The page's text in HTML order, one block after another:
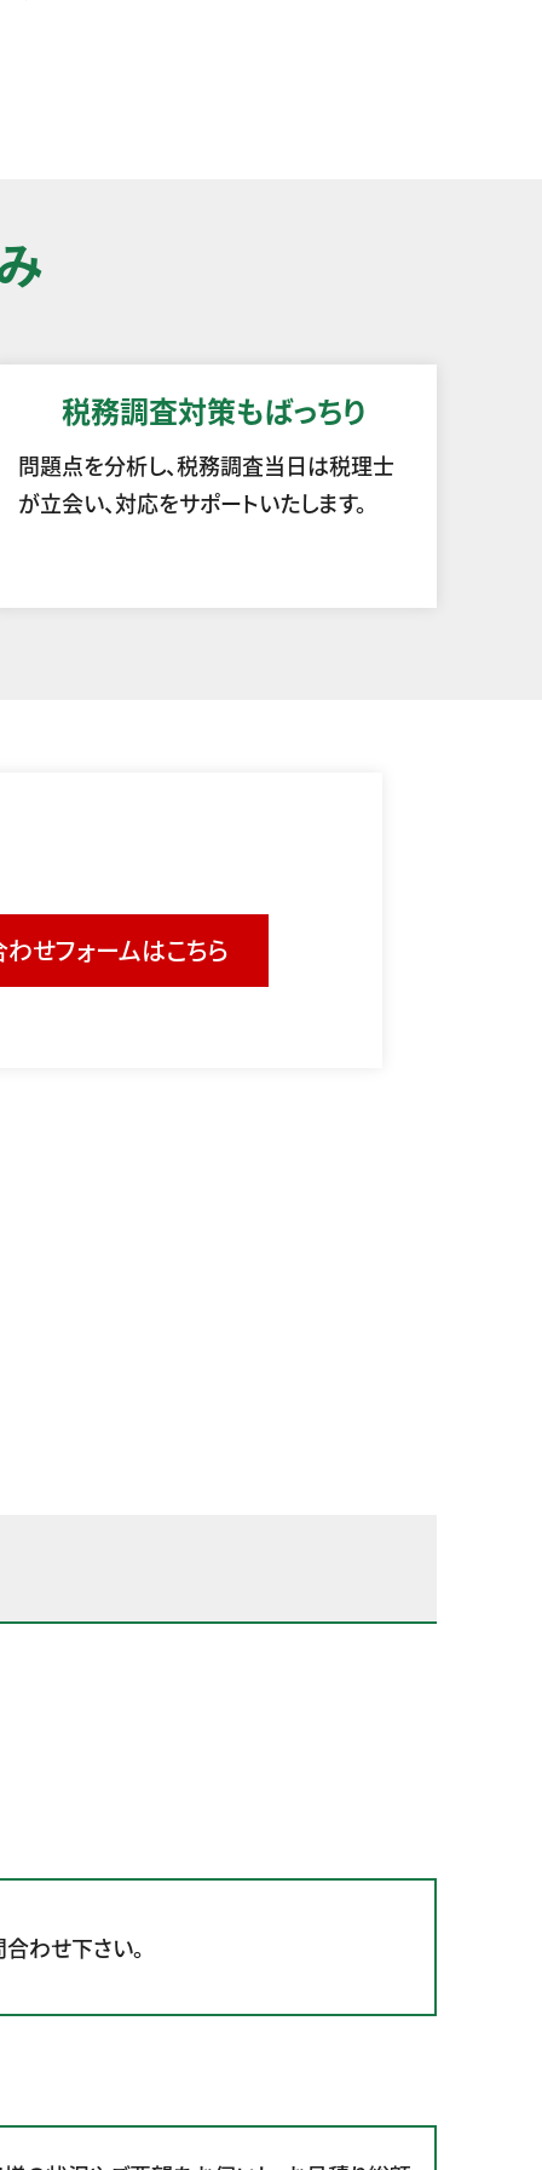
税務調査対策もばっちり
問題点を分析し、税務調査当日は税理士
が立会い、対応をサポートいたします。
せフォームはこちら
わせ下さい。